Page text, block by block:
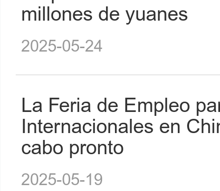
millones de yuanes
2025-05-24
La Feria de Empleo
Internacionales en
cabo pronto
2025-05-19